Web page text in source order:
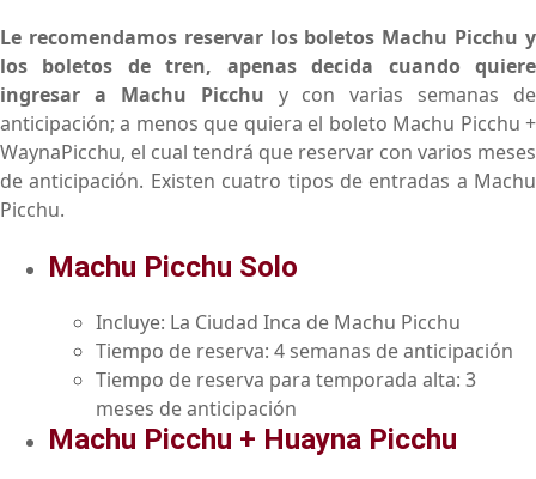
Le recomendamos reservar los boletos Machu Picchu y
los boletos de tren, apenas decida cuando quiere
ingresar a Machu Picchu y con varias semanas de
anticipación; a menos que quiera el boleto Machu Picchu +
WaynaPicchu, el cual tendrá que reservar con varios meses
de anticipación. Existen cuatro tipos de entradas a Machu
Picchu.
Machu Picchu Solo
Incluye: La Ciudad Inca de Machu Picchu
Tiempo de reserva: 4 semanas de anticipación
Tiempo de reserva para temporada alta: 3
meses de anticipación
Machu Picchu + Huayna Picchu